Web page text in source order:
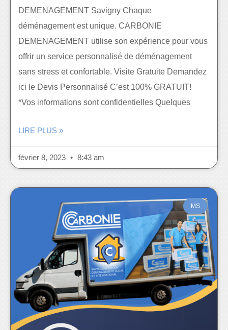
DEMENAGEMENT Savigny Chaque
déménagement est unique. CARBONIE
DEMENAGEMENT utilise son expérience pour vous
offrir un service personnalisé de déménagement
sans stress et confortable. Visite Gratuite Demandez
ici le Devis Personnalisé C’est 100% GRATUIT!
*Vos informations sont confidentielles Quelques
LIRE PLUS »
février 8, 2023 8:43 am
MS